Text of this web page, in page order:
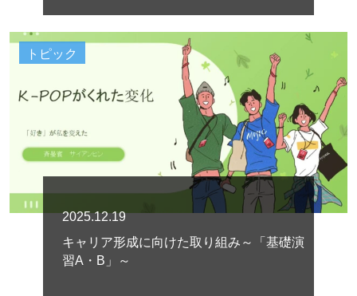
トピック
2025.12.19
キャリア形成に向けた取り組み～「基礎演
習A・B」～